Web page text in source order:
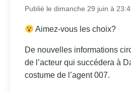
Publié le dimanche 29 juin à
Aimez-vous les choix?
De nouvelles informations
de l’acteur qui succédera à
costume de l’agent 007.